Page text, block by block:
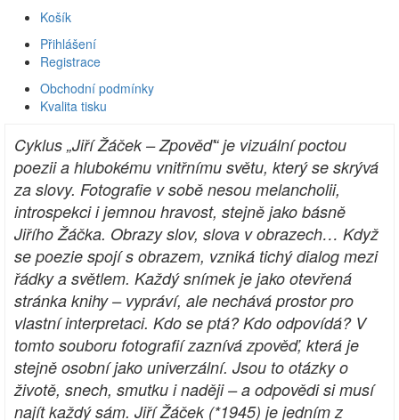
Košík
Přihlášení
Registrace
Obchodní podmínky
Kvalita tisku
Cyklus „Jiří Žáček – Zpověď“ je vizuální poctou
poezii a hlubokému vnitřnímu světu, který se skrývá
za slovy. Fotografie v sobě nesou melancholii,
introspekci i jemnou hravost, stejně jako básně
Jiřího Žáčka. Obrazy slov, slova v obrazech… Když
se poezie spojí s obrazem, vzniká tichý dialog mezi
řádky a světlem. Každý snímek je jako otevřená
stránka knihy – vypráví, ale nechává prostor pro
vlastní interpretaci. Kdo se ptá? Kdo odpovídá? V
tomto souboru fotografií zaznívá zpověď, která je
stejně osobní jako univerzální. Jsou to otázky o
životě, snech, smutku i naději – a odpovědi si musí
najít každý sám. Jiří Žáček (*1945) je jedním z